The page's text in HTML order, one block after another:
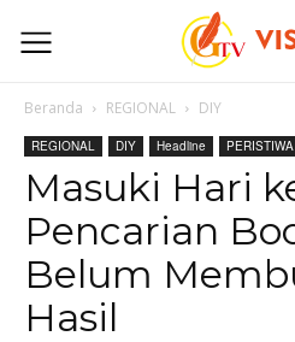
Beranda REGIONAL DIY
REGIONAL DIY Headline PERISTIWA
Masuki Hari
Pencarian
Belum
Hasil